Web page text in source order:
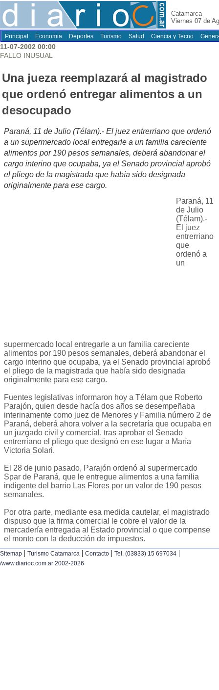
Catamarca
Viernes 07 de
Principal Economia Deportes Turismo Salud Ciencia y Tecno
11-07-2002 00:00
FALLO INUSUAL
Una jueza reemplazará al magistrado
que ordenó entregar alimentos a un
desocupado
Paraná, 11 de Julio (Télam).- El juez entrerriano que ordenó
a un supermercado local entregarle a un familia careciente
alimentos por 190 pesos semanales, deberá abandonar el
cargo interino que ocupaba, ya el Senado provincial aprobó
el pliego de la magistrada que había sido designada
originalmente para ese cargo.
Paraná, 11
de Julio
(Télam).-
El juez
entrerriano
que
ordenó a
un
supermercado local entregarle a un familia careciente
alimentos por 190 pesos semanales, deberá abandonar el
cargo interino que ocupaba, ya el Senado provincial aprobó
el pliego de la magistrada que había sido designada
originalmente para ese cargo.
Fuentes legislativas informaron hoy a Télam que Roberto
Parajón, quien desde hacía dos años se desempeñaba
interinamente como juez de Menores y Familia número 2 de
Paraná, deberá ahora volver a la secretaría que ocupaba en
un juzgado civil y comercial, tras aprobar el Senado
entrerriano el pliego que designó en ese lugar a María
Victoria Solari.
El 28 de junio pasado, Parajón ordenó al supermercado
Spar de Paraná, que le entregue alimentos a una familia
indigente del barrio Las Flores por un valor de 190 pesos
semanales.
Por otra parte, mediante esa medida cautelar, el magistrado
dispuso que la firma comercial le cobre el valor de la
mercadería entregada al Estado provincial o que compense
el monto con la deducción de impuestos.
Sitemap | Turismo Catamarca | Contacto | Tel. (03833) 15 697034 |
/www.diarioc.com.ar 2002-2026